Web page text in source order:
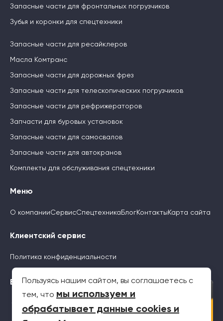
Запасные части для фронтальных погрузчиков
Зубья и коронки для спецтехники
Запасные части для ресайклеров
Масла Комтранс
Запасные части для дорожных фрез
Запасные части для телескопических погрузчиков
Запасные части для рефрижераторов
Запчасти для буровых установок
Запасные части для самосвалов
Запасные части для автокранов
Комплекты для обслуживания спецтехники
Меню
О компанииСервисСпецтехника БлогКонтакты Карта сайта
Клиентский сервис
Политика конфиденциальности
Будьте с нами
Пользуясь нашим сайтом, вы соглашаетесь с
тем, что мы используем и
обрабатывает данные cookies и